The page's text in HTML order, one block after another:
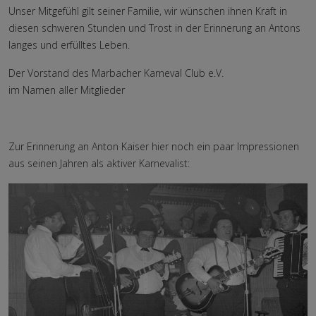
Unser Mitgefühl gilt seiner Familie, wir wünschen ihnen Kraft in
diesen schweren Stunden und Trost in der Erinnerung an Antons
langes und erfülltes Leben.
Der Vorstand des Marbacher Karneval Club e.V.
im Namen aller Mitglieder
Zur Erinnerung an Anton Kaiser hier noch ein paar Impressionen
aus seinen Jahren als aktiver Karnevalist: